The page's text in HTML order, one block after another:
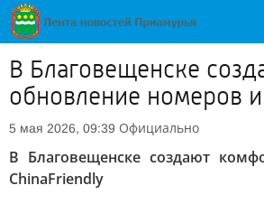
В Благовещенске
обновление номеров
5 мая 2026, 09:39 Официально
В Благовещенске создают
ChinaFriendly